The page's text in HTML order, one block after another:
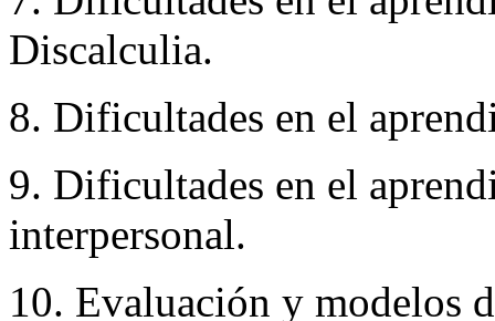
Discalculia.
8. Dificultades en el
9. Dificultades en el
interpersonal.
10. Evaluación y modelos